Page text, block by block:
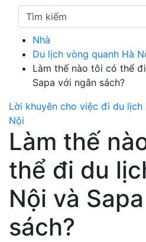
Nhà
Du lịch vòng quanh Hà
Làm thế nào tôi có thể
Sapa với ngân sách?
Lời khuyên cho việc đi du lịch
Nội
Làm thế
thể đi du
Nội và
sách?